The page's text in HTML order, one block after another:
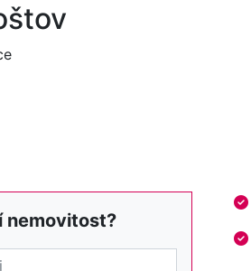
nemovitost?